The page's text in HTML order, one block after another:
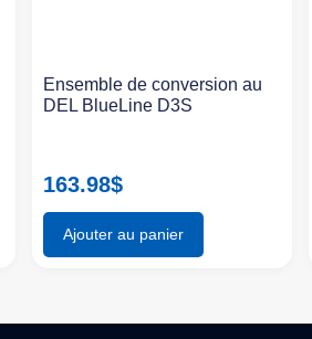
Ensemble de conversion au
DEL BlueLine D3S
163.98$
Ajouter au panier